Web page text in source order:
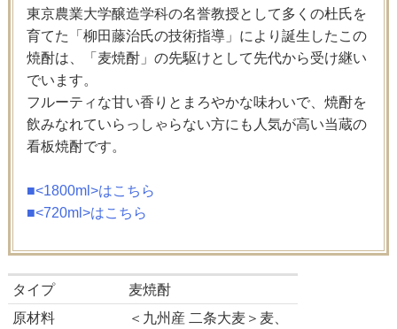
東京農業大学醸造学科の名誉教授として多くの杜氏を
育てた「柳田藤治氏の技術指導」により誕生したこの
焼酎は、「麦焼酎」の先駆けとして先代から受け継い
でいます。
フルーティな甘い香りとまろやかな味わいで、焼酎を
飲みなれていらっしゃらない方にも人気が高い当蔵の
看板焼酎です。
■<1800ml>はこちら
■<720ml>はこちら
タイプ
麦焼酎
原材料
＜九州産 二条大麦＞麦、